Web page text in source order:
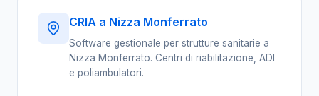
CRIA a Nizza Monferrato
Software gestionale per strutture sanitarie a
Nizza Monferrato. Centri di riabilitazione, ADI
e poliambulatori.